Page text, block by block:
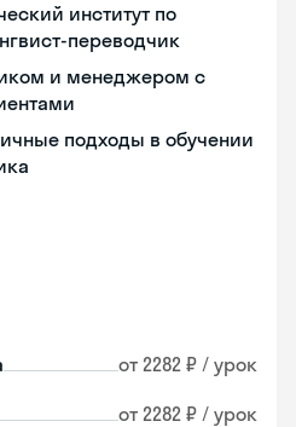
институт по
переводчик
и менеджером с
подходы в обучении
от 2282 ₽ / урок
от 2282 ₽ / урок